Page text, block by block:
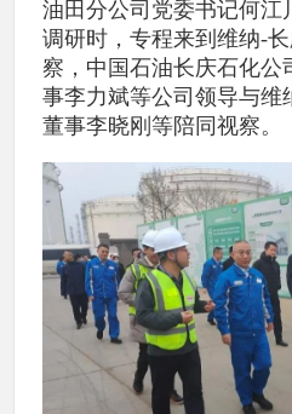
油田分公司党委书记何江
调研时，专程来到维纳-
察，中国石油长庆石化公
事李力斌等公司领导与维
董事李晓刚等陪同视察。